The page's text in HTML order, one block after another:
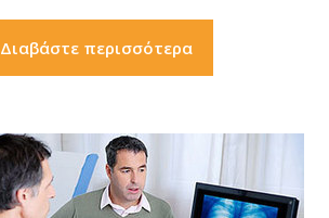
Διαβάστε περισσότερα